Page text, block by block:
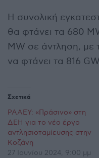
Η συνολική
θα φτάνει τα 680
MW σε άντληση, με
να φτάνει τα 816
Σχετικά
ΡΑΑΕΥ: «Πράσινο» στη
ΔΕΗ για το νέο έργο
αντλησιοταμίευσης στην
Κοζάνη
27 Ιουνίου 2024, 9:00 μμ